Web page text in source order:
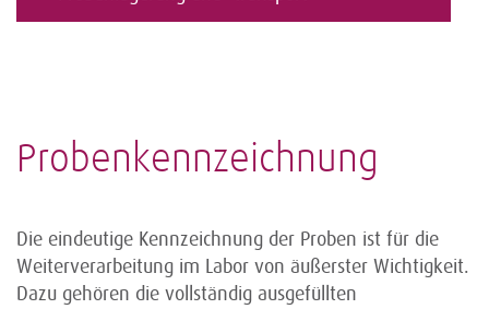
Probenkennzeichnung
Die eindeutige Kennzeichnung der Proben ist für die
Weiterverarbeitung im Labor von äußerster Wichtigkeit.
Dazu gehören die vollständig ausgefüllten